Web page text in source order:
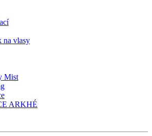
na vlasy
Mist
ARKHÉ